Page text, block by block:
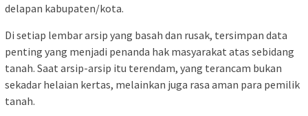
delapan kabupaten/kota.
Di setiap lembar arsip yang basah dan rusak, tersimpan data
penting yang menjadi penanda hak masyarakat atas sebidang
tanah. Saat arsip-arsip itu terendam, yang terancam bukan
sekadar helaian kertas, melainkan juga rasa aman para pemilik
tanah.